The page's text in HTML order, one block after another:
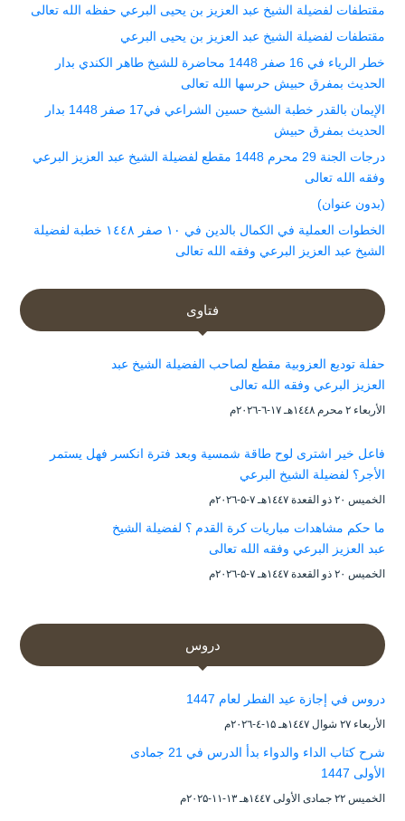
مقتطفات لفضيلة الشيخ عبد العزيز بن يحيى البرعي حفظه الله تعالى
مقتطفات لفضيلة الشيخ عبد العزيز بن يحيى البرعي
خطر الرياء في 16 صفر 1448 محاضرة للشيخ طاهر الكندي بدار
الحديث بمفرق حبيش حرسها الله تعالى
الإيمان بالقدر خطبة الشيخ حسين الشراعي في17 صفر 1448 بدار
الحديث بمفرق حبيش
درجات الجنة 29 محرم 1448 مقطع لفضيلة الشيخ عبد العزيز البرعي
وفقه الله تعالى
(بدون عنوان)
الخطوات العملية في الكمال بالدين في ١٠ صفر ١٤٤٨ خطبة لفضيلة
الشيخ عبد العزيز البرعي وفقه الله تعالى
فتاوى
حفلة توديع العزوبية مقطع لصاحب الفضيلة الشيخ عبد
العزيز البرعي وفقه الله تعالى
الأربعاء ۲ محرم ۱٤٤۸هـ ۱۷-٦-۲۰۲٦م
فاعل خير اشترى لوح طاقة شمسية وبعد فترة انكسر فهل يستمر
الأجر؟ لفضيلة الشيخ البرعي
الخميس ۲۰ ذو القعدة ۱٤٤۷هـ ۷-۵-۲۰۲٦م
ما حكم مشاهدات مباريات كرة القدم ؟ لفضيلة الشيخ
عبد العزيز البرعي وفقه الله تعالى
الخميس ۲۰ ذو القعدة ۱٤٤۷هـ ۷-۵-۲۰۲٦م
دروس
دروس في إجازة عيد الفطر لعام 1447
الأربعاء ۲۷ شوال ۱٤٤۷هـ ۱۵-٤-۲۰۲٦م
شرح كتاب الداء والدواء بدأ الدرس في 21 جمادى
الأولى 1447
الخميس ۲۲ جمادى الأولى ۱٤٤۷هـ ۱۳-۱۱-۲۰۲۵م